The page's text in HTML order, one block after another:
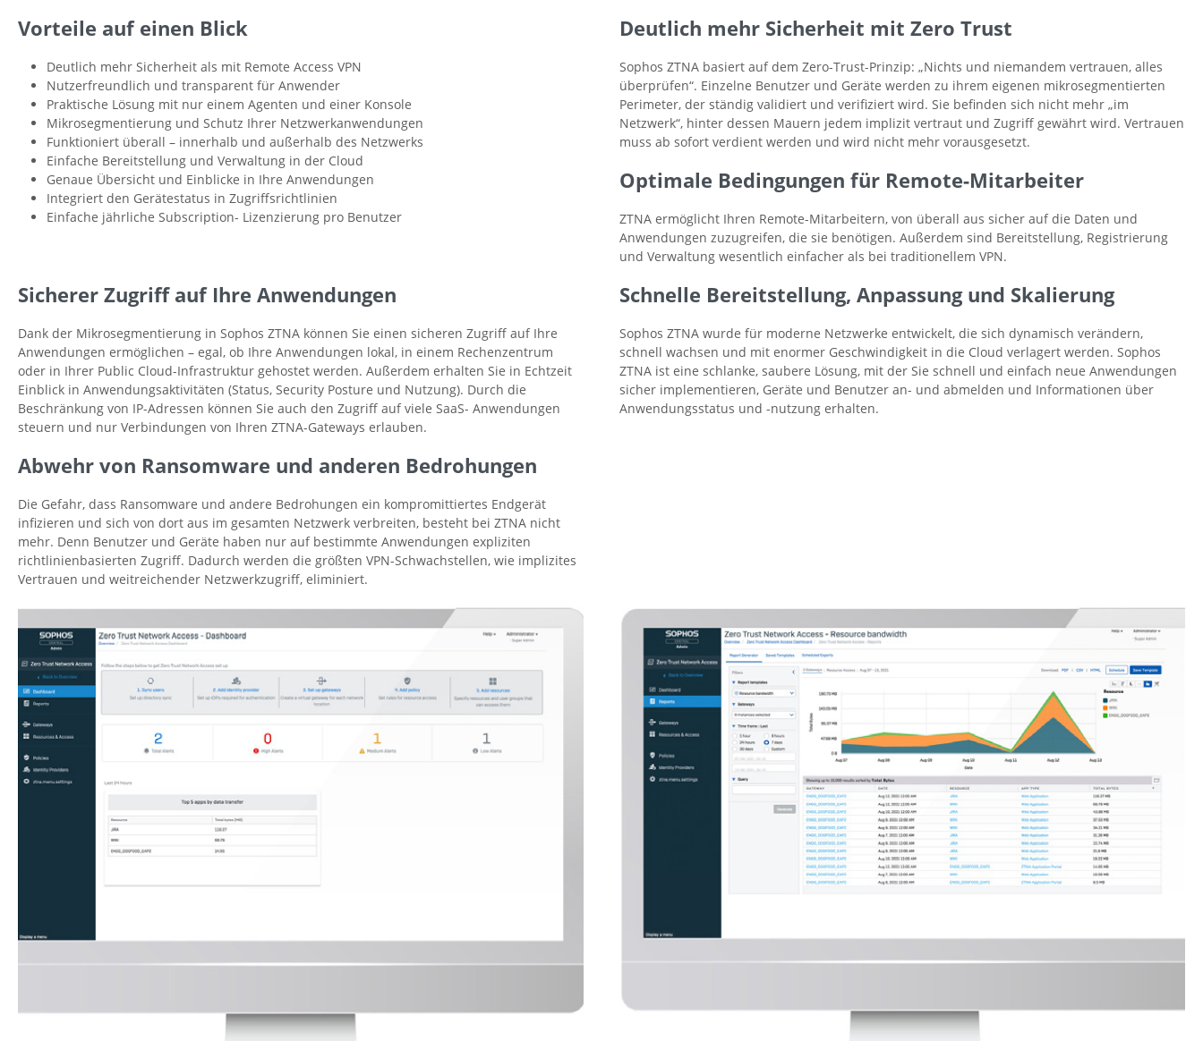
Vorteile auf einen Blick
Deutlich mehr Sicherheit als mit Remote Access VPN
Nutzerfreundlich und transparent für Anwender
Praktische Lösung mit nur einem Agenten und einer Konsole
Mikrosegmentierung und Schutz Ihrer Netzwerkanwendungen
Funktioniert überall – innerhalb und außerhalb des Netzwerks
Einfache Bereitstellung und Verwaltung in der Cloud
Genaue Übersicht und Einblicke in Ihre Anwendungen
Integriert den Gerätestatus in Zugriffsrichtlinien
Einfache jährliche Subscription- Lizenzierung pro Benutzer
Deutlich mehr Sicherheit mit Zero Trust
Sophos ZTNA basiert auf dem Zero-Trust-Prinzip: „Nichts und niemandem vertrauen, alles
überprüfen“. Einzelne Benutzer und Geräte werden zu ihrem eigenen mikrosegmentierten
Perimeter, der ständig validiert und verifiziert wird. Sie befinden sich nicht mehr „im
Netzwerk“, hinter dessen Mauern jedem implizit vertraut und Zugriff gewährt wird. Vertrauen
muss ab sofort verdient werden und wird nicht mehr vorausgesetzt.
Optimale Bedingungen für Remote-Mitarbeiter
ZTNA ermöglicht Ihren Remote-Mitarbeitern, von überall aus sicher auf die Daten und
Anwendungen zuzugreifen, die sie benötigen. Außerdem sind Bereitstellung, Registrierung
und Verwaltung wesentlich einfacher als bei traditionellem VPN.
Sicherer Zugriff auf Ihre Anwendungen
Dank der Mikrosegmentierung in Sophos ZTNA können Sie einen sicheren Zugriff auf Ihre
Anwendungen ermöglichen – egal, ob Ihre Anwendungen lokal, in einem Rechenzentrum
oder in Ihrer Public Cloud-Infrastruktur gehostet werden. Außerdem erhalten Sie in Echtzeit
Einblick in Anwendungsaktivitäten (Status, Security Posture und Nutzung). Durch die
Beschränkung von IP-Adressen können Sie auch den Zugriff auf viele SaaS- Anwendungen
steuern und nur Verbindungen von Ihren ZTNA-Gateways erlauben.
Abwehr von Ransomware und anderen Bedrohungen
Die Gefahr, dass Ransomware und andere Bedrohungen ein kompromittiertes Endgerät
infizieren und sich von dort aus im gesamten Netzwerk verbreiten, besteht bei ZTNA nicht
mehr. Denn Benutzer und Geräte haben nur auf bestimmte Anwendungen expliziten
richtlinienbasierten Zugriff. Dadurch werden die größten VPN-Schwachstellen, wie implizites
Vertrauen und weitreichender Netzwerkzugriff, eliminiert.
Schnelle Bereitstellung, Anpassung und Skalierung
Sophos ZTNA wurde für moderne Netzwerke entwickelt, die sich dynamisch verändern,
schnell wachsen und mit enormer Geschwindigkeit in die Cloud verlagert werden. Sophos
ZTNA ist eine schlanke, saubere Lösung, mit der Sie schnell und einfach neue Anwendungen
sicher implementieren, Geräte und Benutzer an- und abmelden und Informationen über
Anwendungsstatus und -nutzung erhalten.